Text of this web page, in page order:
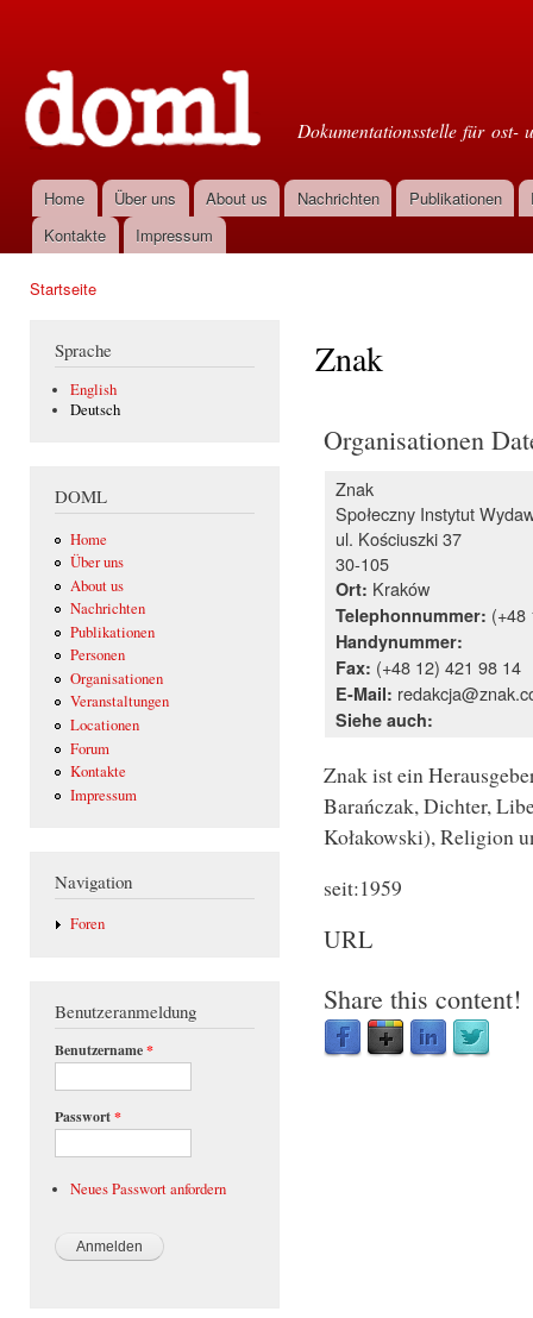
Dokumentationsstelle für ost-
Hauptmenü
Home Über uns About us Nachrichten Publikationen
Kontakte
Impressum
Startseite
Sprache
English
Deutsch
DOML
Home
Über uns
About us
Nachrichten
Publikationen
Personen
Organisationen
Veranstaltungen
Locationen
Forum
Kontakte
Impressum
Navigation
Foren
Benutzeranmeldung
Benutzername*
Passwort*
Neues Passwort anfordern
Znak
Organisationen
Znak
Społeczny Instytut
ul. Kościuszki 37
30-105
Ort: Kraków
Telephonnummer: (+48
Handynummer:
Fax: (+48 12) 421 98 14
E-Mail:
Siehe auch:
Znak ist ein
Barańczak, Dichter,
Kołakowski), Religion
seit:1959
URL
Share this content!